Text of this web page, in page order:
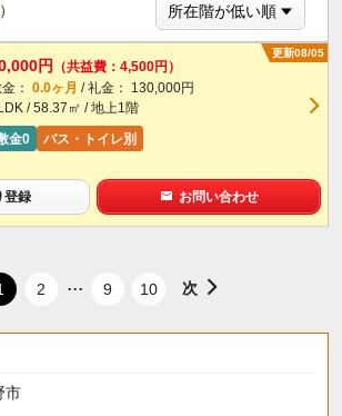
）
更新08/05
円
（共益費：4,500円）
： 0.0ヶ月 / 礼金： 130,000円
/ 58.37㎡ / 地上1階
金0
バス・トイレ別
登録 お問い合わせ
2 ... 9 10 次
市